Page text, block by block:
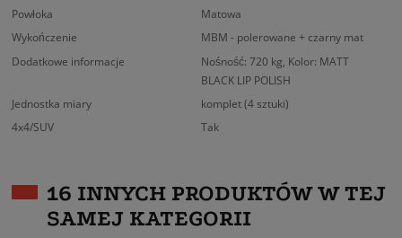
Powłoka
Matowa
Wykończenie
MBM - polerowane + czarny mat
Dodatkowe informacje
Nośność: 720 kg, Kolor: MATT
BLACK LIP POLISH
Jednostka miary
komplet (4 sztuki)
4x4/SUV
Tak
16 INNYCH PRODUKTÓW W TEJ
SAMEJ KATEGORII